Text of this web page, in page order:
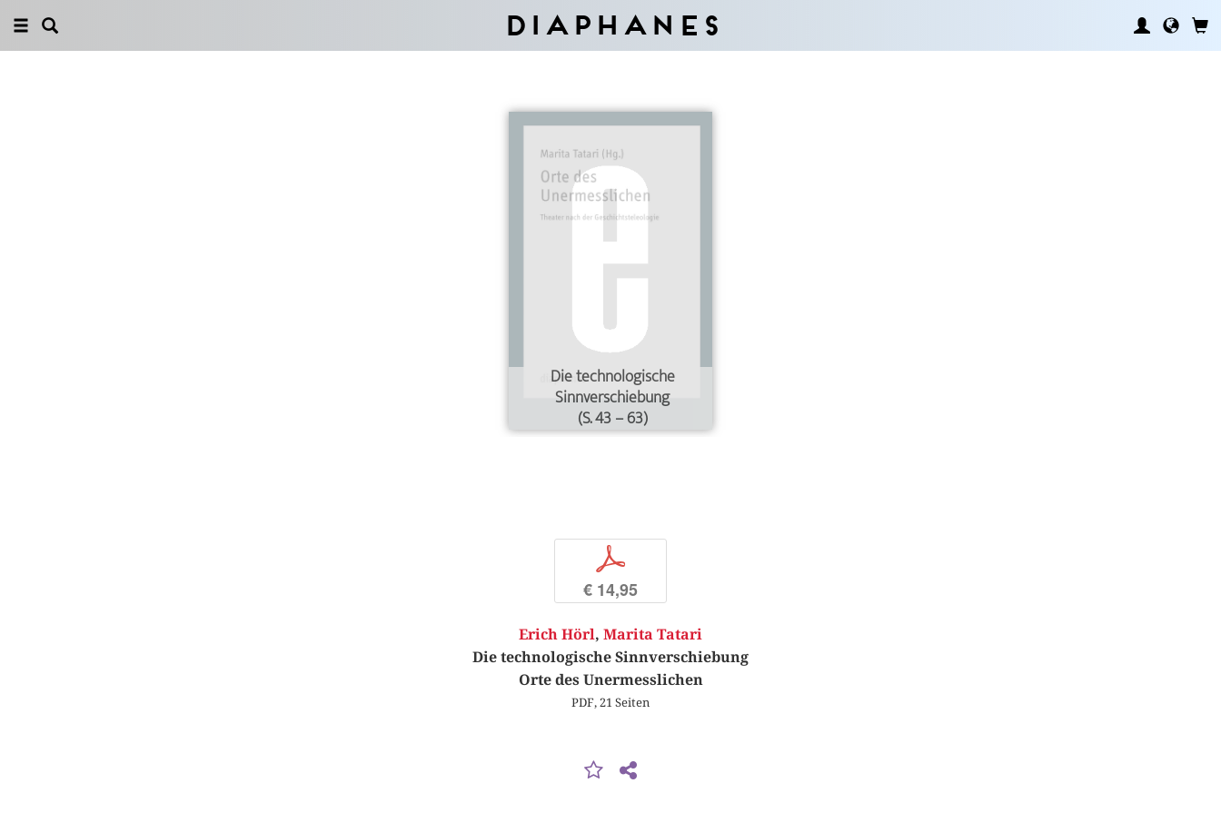
Diaphanes
Die technologische
Sinnverschiebung
(S. 43 – 63)
p
€ 14,95
Erich Hörl, Marita Tatari
Die technologische Sinnverschiebung
Orte des Unermesslichen
PDF, 21 Seiten